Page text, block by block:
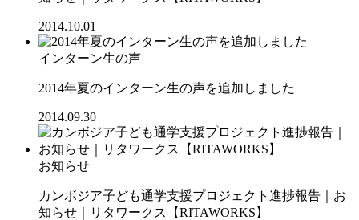
2014.10.01
インターン生の声
2014年夏のインターン生の声を追加しました
2014.09.30
お知らせ
カンボジア子ども通学支援プロジェクト進捗報告｜お
知らせ｜リタワークス【RITAWORKS】